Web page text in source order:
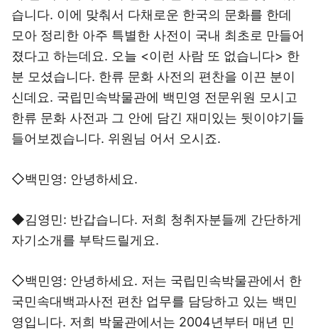
습니다. 이에 맞춰서 다채로운 한국의 문화를 한데
모아 정리한 아주 특별한 사전이 국내 최초로 만들어
졌다고 하는데요. 오늘 <이런 사람 또 없습니다> 한
분 모셨습니다. 한류 문화 사전의 편찬을 이끈 분이
신데요. 국립민속박물관에 백민영 전문위원 모시고
한류 문화 사전과 그 안에 담긴 재미있는 뒷이야기들
들어보겠습니다. 위원님 어서 오시죠.
◇백민영: 안녕하세요.
◆김영민: 반갑습니다. 저희 청취자분들께 간단하게
자기소개를 부탁드릴게요.
◇백민영: 안녕하세요. 저는 국립민속박물관에서 한
국민속대백과사전 편찬 업무를 담당하고 있는 백민
영입니다. 저희 박물관에서는 2004년부터 매년 민